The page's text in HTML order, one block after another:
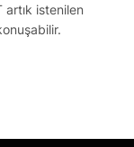
artık istenilen